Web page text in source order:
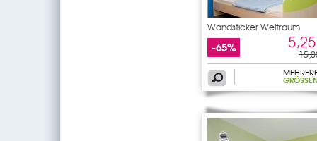
Wandsticker Weltraum
-65%
GRÖSSEN